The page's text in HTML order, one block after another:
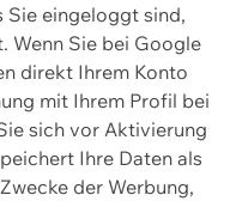
eingeloggt sind,
Wenn Sie bei Google
direkt Ihrem Konto
mit Ihrem Profil bei
sich vor Aktivierung
Ihre Daten als
der Werbung,